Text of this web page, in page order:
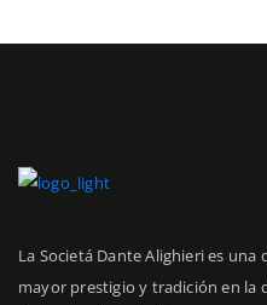
La Societá Dante Alighieri es una
mayor prestigio y tradición en la